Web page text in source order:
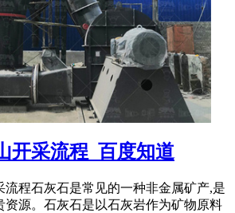
开采流程_百度知道
流程石灰石是常见的一种非金属矿产,是
资源。石灰石是以石灰岩作为矿物原料